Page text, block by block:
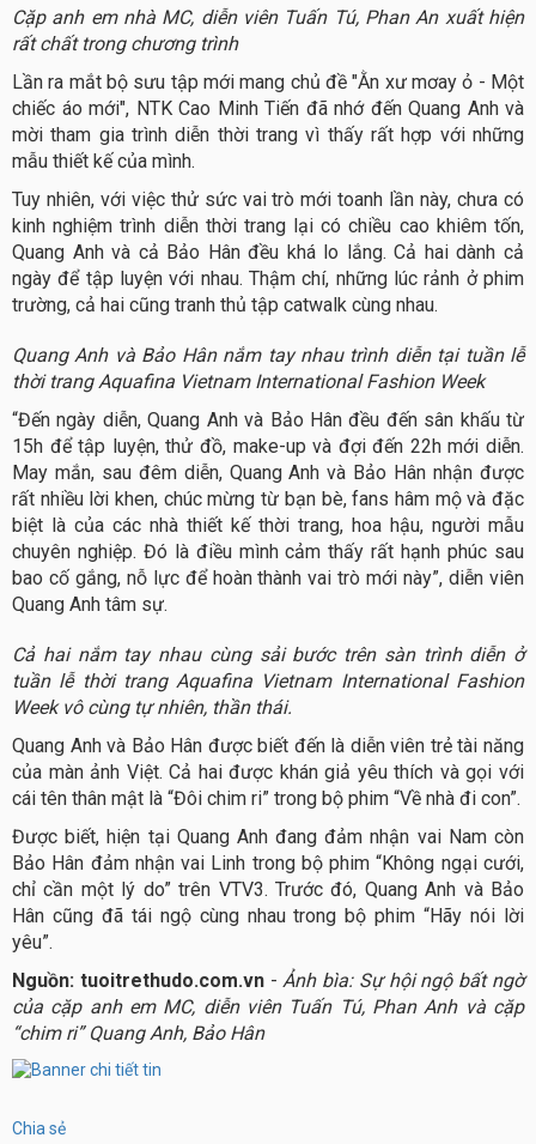
Cặp anh em nhà MC, diễn viên Tuấn Tú, Phan An xuất hiện
rất chất trong chương trình
Lần ra mắt bộ sưu tập mới mang chủ đề "Ằn xư mơay ỏ - Một
chiếc áo mới", NTK Cao Minh Tiến đã nhớ đến Quang Anh và
mời tham gia trình diễn thời trang vì thấy rất hợp với những
mẫu thiết kế của mình.
Tuy nhiên, với việc thử sức vai trò mới toanh lần này, chưa có
kinh nghiệm trình diễn thời trang lại có chiều cao khiêm tốn,
Quang Anh và cả Bảo Hân đều khá lo lắng. Cả hai dành cả
ngày để tập luyện với nhau. Thậm chí, những lúc rảnh ở phim
trường, cả hai cũng tranh thủ tập catwalk cùng nhau.
Quang Anh và Bảo Hân nắm tay nhau trình diễn tại tuần lễ
thời trang Aquafina Vietnam International Fashion Week
“Đến ngày diễn, Quang Anh và Bảo Hân đều đến sân khấu từ
15h để tập luyện, thử đồ, make-up và đợi đến 22h mới diễn.
May mắn, sau đêm diễn, Quang Anh và Bảo Hân nhận được
rất nhiều lời khen, chúc mừng từ bạn bè, fans hâm mộ và đặc
biệt là của các nhà thiết kế thời trang, hoa hậu, người mẫu
chuyên nghiệp. Đó là điều mình cảm thấy rất hạnh phúc sau
bao cố gắng, nỗ lực để hoàn thành vai trò mới này”, diễn viên
Quang Anh tâm sự.
Cả hai nắm tay nhau cùng sải bước trên sàn trình diễn ở
tuần lễ thời trang Aquafina Vietnam International Fashion
Week vô cùng tự nhiên, thần thái.
Quang Anh và Bảo Hân được biết đến là diễn viên trẻ tài năng
của màn ảnh Việt. Cả hai được khán giả yêu thích và gọi với
cái tên thân mật là “Đôi chim ri” trong bộ phim “Về nhà đi con”.
Được biết, hiện tại Quang Anh đang đảm nhận vai Nam còn
Bảo Hân đảm nhận vai Linh trong bộ phim “Không ngại cưới,
chỉ cần một lý do” trên VTV3. Trước đó, Quang Anh và Bảo
Hân cũng đã tái ngộ cùng nhau trong bộ phim “Hãy nói lời
yêu”.
Nguồn: tuoitrethudo.com.vn - Ảnh bìa: Sự hội ngộ bất ngờ
của cặp anh em MC, diễn viên Tuấn Tú, Phan Anh và cặp
“chim ri” Quang Anh, Bảo Hân
Chia sẻ